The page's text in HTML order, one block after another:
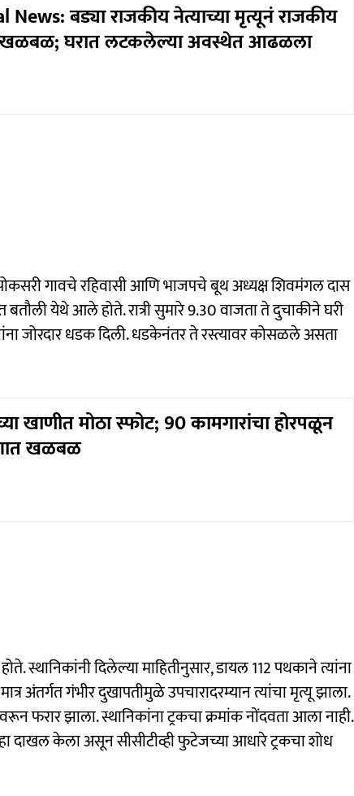
बड्या राजकीय नेत्याच्या मृत्यूनं राजकीय
खळबळ; घरात लटकलेल्या अवस्थेत आढळला
गावचे रहिवासी आणि भाजपचे बूथ अध्यक्ष शिवमंगल दास
बतौली येथे आले होते. रात्री सुमारे 9.30 वाजता ते दुचाकीने घरी
जोरदार धडक दिली. धडकेनंतर ते रस्त्यावर कोसळले असता
खाणीत मोठा स्फोट; 90 कामगारांचा होरपळून
खळबळ
स्थानिकांनी दिलेल्या माहितीनुसार, डायल 112 पथकाने त्यांना
अंतर्गत गंभीर दुखापतीमुळे उपचारादरम्यान त्यांचा मृत्यू झाला.
फरार झाला. स्थानिकांना ट्रकचा क्रमांक नोंदवता आला नाही.
दाखल केला असून सीसीटीव्ही फुटेजच्या आधारे ट्रकचा शोध